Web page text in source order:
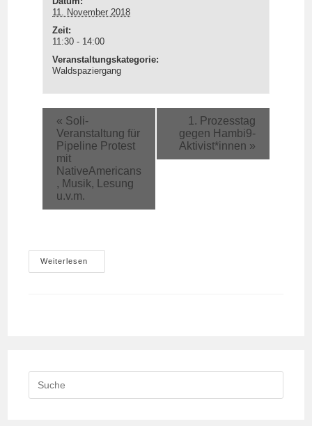
11. November 2018
Zeit:
11:30 - 14:00
Veranstaltungskategorie:
Waldspaziergang
« Soli-
Veranstaltung für
Pipeline Protest
mit
NativeAmericans
, Musik, Lesung
u.v.m.
1. Prozesstag
gegen Hambi9-
Aktivist*innen »
Weiterlesen
this